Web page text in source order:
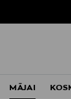
MĀJAI